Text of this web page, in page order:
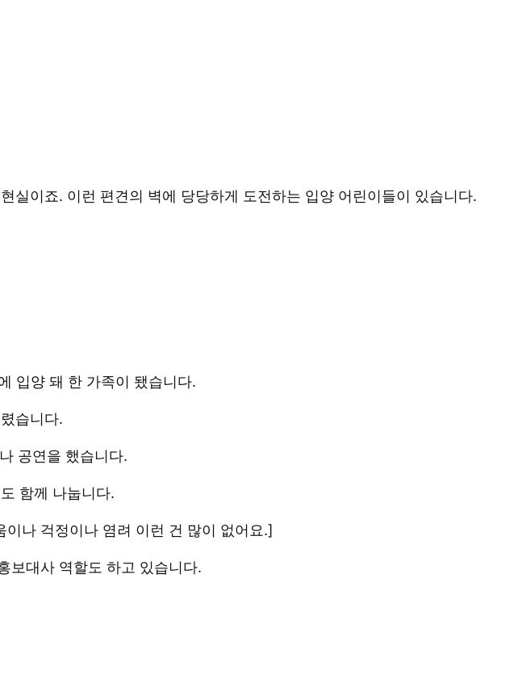
실이죠. 이런 편견의 벽에 당당하게 도전하는 입양 어린이들이 있습니다.
입양 돼 한 가족이 됐습니다.
습니다.
공연을 했습니다.
함께 나눕니다.
나 걱정이나 염려 이런 건 많이 없어요.]
보대사 역할도 하고 있습니다.